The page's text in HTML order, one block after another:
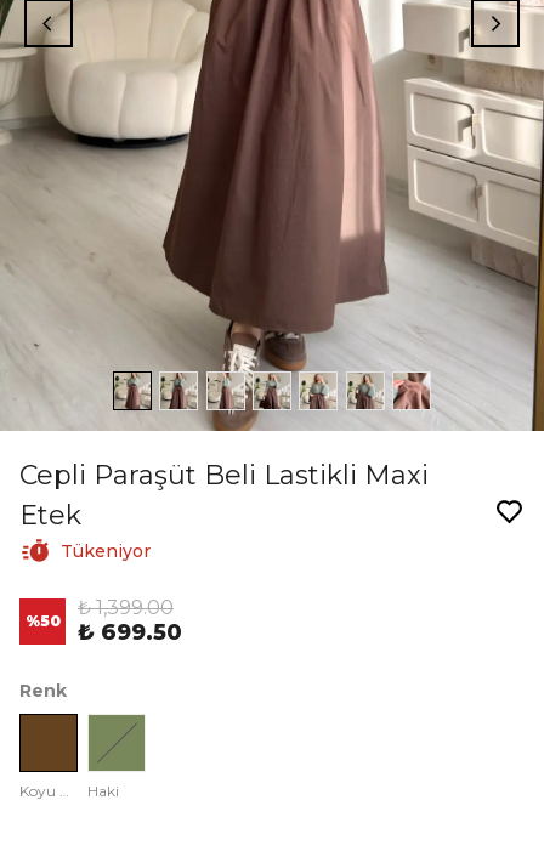
Cepli Paraşüt Beli Lastikli Maxi
Etek
Tükeniyor
%50
₺ 1,399.00
₺ 699.50
Renk
Koyu Kahve Haki